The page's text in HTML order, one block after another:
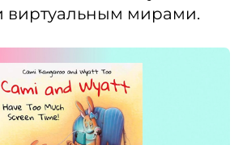
виртуальным мирами.